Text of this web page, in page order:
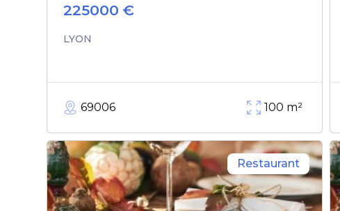
225000 €
LYON
69006 100 m²
Restaurant